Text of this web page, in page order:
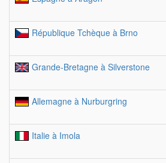
République Tchèque à Brno
Grande-Bretagne à Silverstone
Allemagne à Nurburgring
Italie à Imola